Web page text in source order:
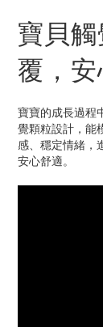
寶貝
覆，
寶寶的成長過程
覺顆粒設計，能
感、穩定情緒，
安心舒適。